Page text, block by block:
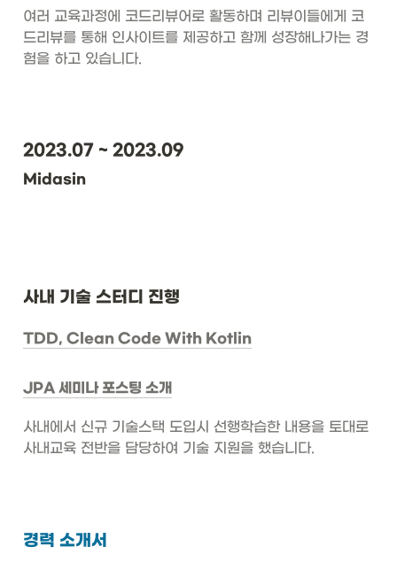
여러 교육과정에 코드리뷰어로 활동하며 리뷰이들에게 코
드리뷰를 통해 인사이트를 제공하고 함께 성장해나가는 경
험을 하고 있습니다.
2023.07 ~ 2023.09
Midasin
사내 기술 스터디 진행
TDD, Clean Code With Kotlin
JPA 세미나 포스팅 소개
사내에서 신규 기술스택 도입시 선행학습한 내용을 토대로
사내교육 전반을 담당하여 기술 지원을 했습니다.
경력 소개서